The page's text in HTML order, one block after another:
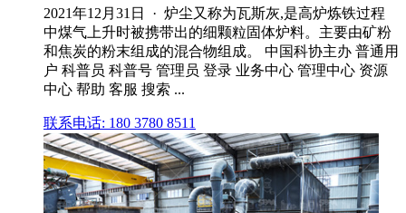
2021年12月31日 · 炉尘又称为瓦斯灰,是高炉炼铁过程
中煤气上升时被携带出的细颗粒固体炉料。主要由矿粉
和焦炭的粉末组成的混合物组成。 中国科协主办 普通用
户 科普员 科普号 管理员 登录 业务中心 管理中心 资源
中心 帮助 客服 搜索 ...
联系电话: 180 3780 8511